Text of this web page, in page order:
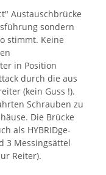
Austauschbrücke
sondern
stimmt. Keine
in Position
durch die aus
(kein Guss !).
Schrauben zu
Die Brücke
als HYBRIDge-
3 Messingsättel
Reiter).